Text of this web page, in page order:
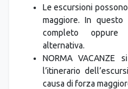
Le escursioni
maggiore. In
completo oppure
alternativa.
NORMA
l’itinerario
causa di forza